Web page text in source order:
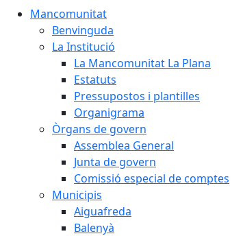
Mancomunitat
Benvinguda
La Institució
La Mancomunitat La Plana
Estatuts
Pressupostos i plantilles
Organigrama
Òrgans de govern
Assemblea General
Junta de govern
Comissió especial de comptes
Municipis
Aiguafreda
Balenyà